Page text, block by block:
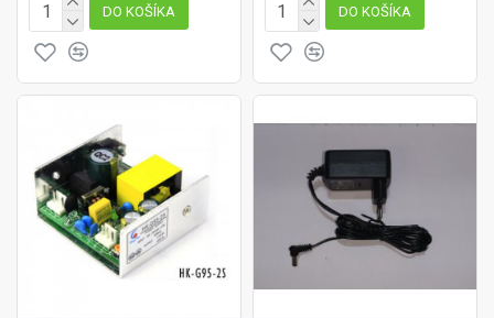
DO KOŠÍKA DO KOŠÍKA